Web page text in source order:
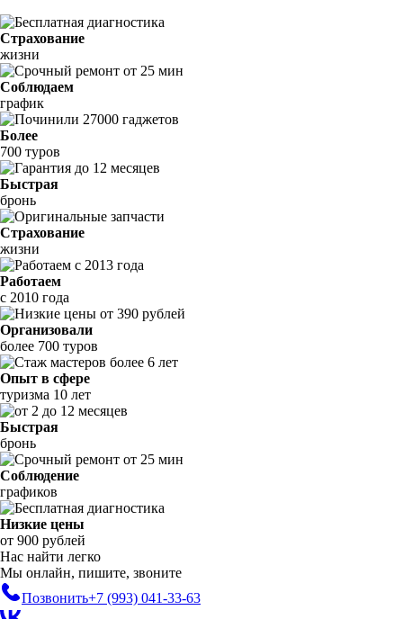
Страхование
жизни
Соблюдаем
график
Более
700 туров
Быстрая
бронь
Страхование
жизни
Работаем
с 2010 года
Организовали
более 700 туров
Опыт в сфере
туризма 10 лет
Быстрая
бронь
Соблюдение
графиков
Низкие цены
от 900 рублей
Нас найти легко
Мы онлайн, пишите, звоните
Позвонить+7 (993) 041-33-63